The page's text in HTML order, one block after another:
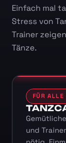
Einfach mal
Stress von
Trainer
Tänze.
FÜR ALLE
und